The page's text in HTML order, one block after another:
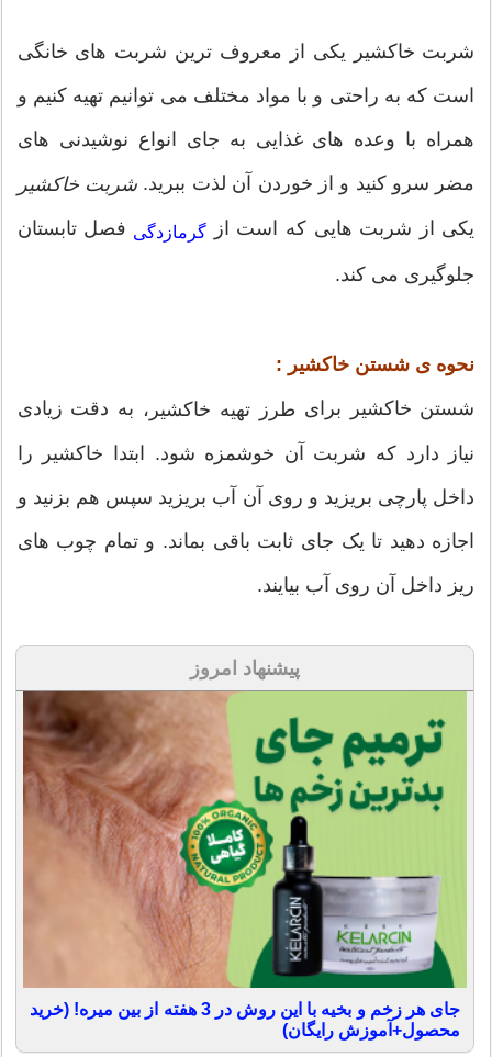
شربت خاکشیر یکی از معروف ترین شربت های خانگی
است که به راحتی و با مواد مختلف می توانیم تهیه کنیم و
همراه با وعده های غذایی به جای انواع نوشیدنی های
مضر سرو کنید و از خوردن آن لذت ببرید.شربت خاکشیر
یکی از شربت هایی که است ازگرمازدگی فصل تابستان
جلوگیری می کند.
نحوه ی شستن خاکشیر :
شستن خاکشیر برای طرز تهیه خاکشیر، به دقت زیادی
نیاز دارد که شربت آن خوشمزه شود. ابتدا خاکشیر را
داخل پارچی بریزید و روی آن آب بریزید سپس هم بزنید و
اجازه دهید تا یک جای ثابت باقی بماند. و تمام چوب های
ریز داخل آن روی آب بیایند.
پیشنهاد امروز
جای هر زخم و بخیه با این روش در 3 هفته از بین میره! (خرید
محصول+آموزش رایگان)